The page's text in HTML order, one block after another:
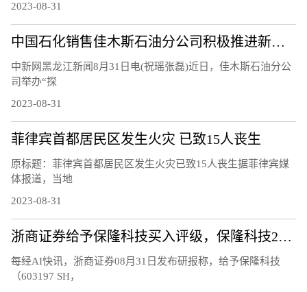
2023-08-31
中国石化销售佳木斯石油分公司积极推进新能源产业发展
中新网黑龙江新闻8月31日电(祝瑶张磊)近日，佳木斯石油分公
司举办“探
2023-08-31
菲律宾首都居民区发生火灾 已致15人丧生
原标题：菲律宾首都居民区发生火灾已致15人丧生据菲律宾媒
体报道，当地
2023-08-31
浙商证券给予保隆科技买入评级，保隆科技2023年中报业绩点评，近期获5份券商研报关注，目标均价涨幅29.38%
每经AI快讯，浙商证券08月31日发布研报称，给予保隆科技
（603197 SH，